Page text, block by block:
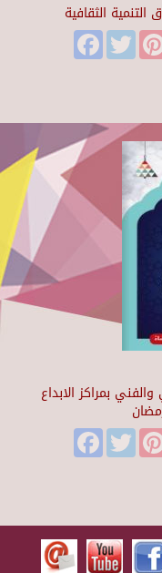
الثقافية
Facebook
بمراكز الابداع
Facebook